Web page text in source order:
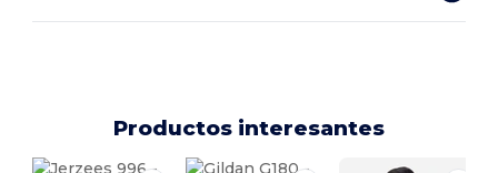
Productos interesantes